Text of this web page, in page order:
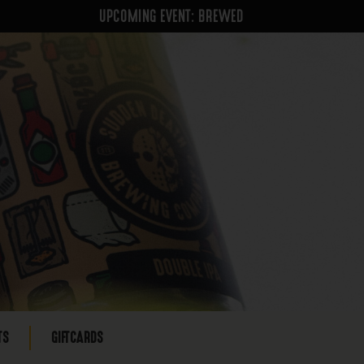
UPCOMING EVENT: BREWED
GIFTCARDS